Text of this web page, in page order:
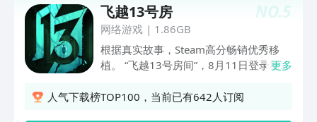
NO.5
飞越13号房
网络游戏| 1.86GB
根据真实故事，Steam高分畅销优秀移
植。 “飞越13号房间”，8月11日登录移动
的独特故事。 你将扮演一个 “网瘾少年”
更多
人气下载榜TOP100，当前已有642人订阅